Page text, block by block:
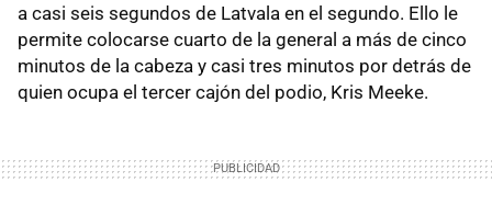
a casi seis segundos de Latvala en el segundo. Ello le
permite colocarse cuarto de la general a más de cinco
minutos de la cabeza y casi tres minutos por detrás de
quien ocupa el tercer cajón del podio, Kris Meeke.